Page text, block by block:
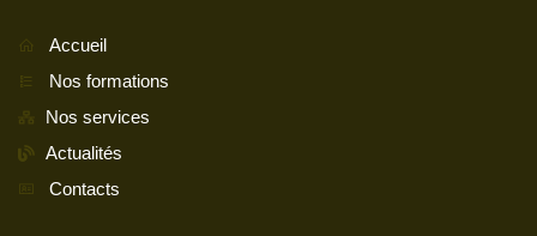
Accueil
Nos formations
Nos services
Actualités
Contacts